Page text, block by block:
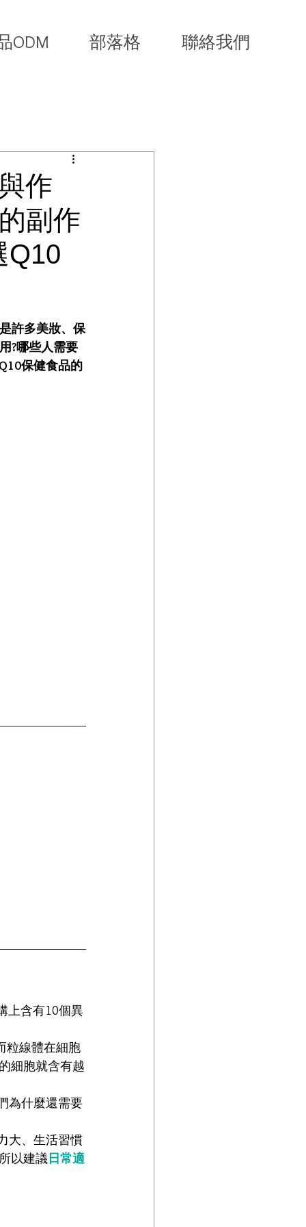
ODM 部落格 聯絡我們
作
副作
Q10
許多美妝、保
?哪些人需要
保健食品的
上含有10個異
粒線體在細胞
細胞就含有越
為什麼還需要
大、生活習慣
以建議日常適